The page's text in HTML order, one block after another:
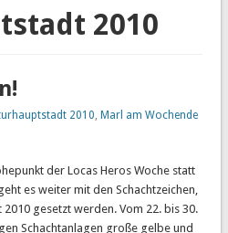
2010
2010, Marl am Wochende
der Locas Heros Woche statt
es weiter mit den Schachtzeichen,
gesetzt werden. Vom 22. bis 30.
Schachtanlagen große gelbe und